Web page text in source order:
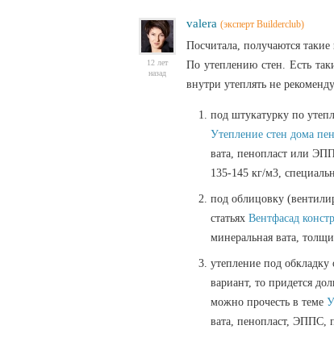
12 лет
назад
valera (эксперт Builderclub)
Посчитала, получаются такие
По утеплению стен.Есть
внутри утеплять не
под штукатурку по
Утепление стен дома
вата, пенопласт или
135-145 кг/м3,
под облицовку
статьяхВентфасад
минеральная вата,
утепление под
вариант, то придется
можно прочесть в теме
вата, пенопласт, ЭППС,